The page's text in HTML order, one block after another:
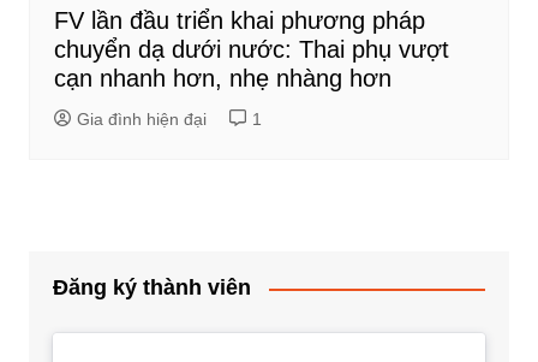
FV lần đầu triển khai phương pháp
chuyển dạ dưới nước: Thai phụ vượt
cạn nhanh hơn, nhẹ nhàng hơn
Gia đình hiện đại 1
Đăng ký thành viên